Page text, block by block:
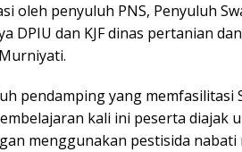
oleh penyuluh PNS, Penyuluh
DPIU dan KJF dinas pertanian
pendamping yang memfasilitasi
kali ini peserta diajak
menggunakan pestisida nabati